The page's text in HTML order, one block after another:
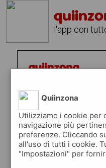
l'app con
Quiinzona
Utilizziamo i cookie per
navigazione più
preferenze. Cliccando
all'uso di tutti i cookie.
"Impostazioni" per